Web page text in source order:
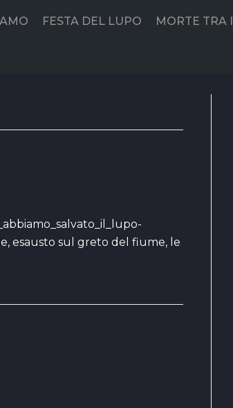
FESTA DEL LUPO MORTE TRA
esausto sul greto del fiume, le